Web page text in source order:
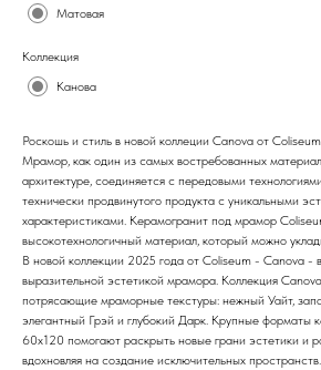
Матовая
Коллекция
Канова
Роскошь и стиль в новой коллеции Canova от Coliseum
Мрамор, как один из самых востребованных
архитектуре, соединяется с передовыми
технически продвинутого продукта с уникальными
характеристиками. Керамогранит под мрамор
высокотехнологичный материал, который можно
В новой коллекции 2025 года от Coliseum - Canova -
выразительной эстетикой мрамора. Коллекция
потрясающие мраморные текстуры: нежный Уайт,
элегантный Грэй и глубокий Дарк. Крупные форматы
60х120 помогают раскрыть новые грани эстетики и
вдохновляя на создание исключительных пространств.